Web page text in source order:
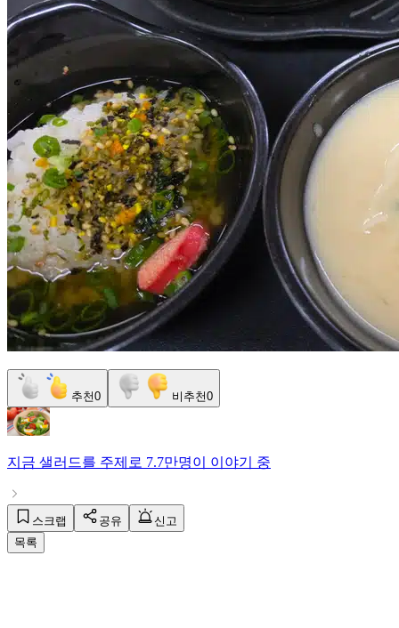
추천0 비추천0
지금 샐러드를 주제로 7.7만명이 이야기 중
스크랩 공유
신고
목록